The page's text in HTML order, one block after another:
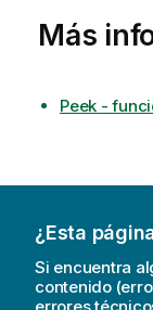
Más
Peek -
¿Esta
Si encuentra
contenido